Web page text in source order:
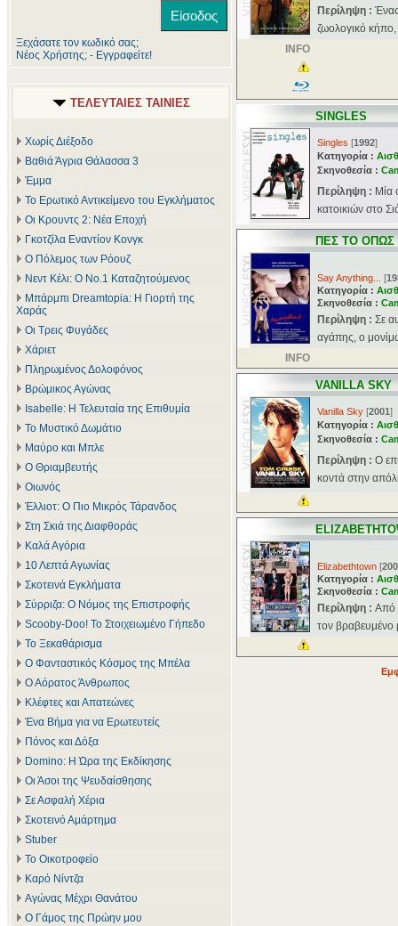
Ξεχάσατε τον κωδικό σας;
Νέος Χρήστης; - Εγγραφείτε!
ΤΕΛΕΥΤΑΙΕΣ ΤΑΙΝΙΕΣ
Χωρίς Διέξοδο
Βαθιά Άγρια Θάλασσα 3
Έμμα
Το Ερωτικό Αντικείμενο του Εγκλήματος
Οι Κρουντς 2: Νέα Εποχή
Γκοτζίλα Εναντίον Κονγκ
Ο Πόλεμος των Ρόουζ
Νεντ Κέλι: Ο Νο.1 Καταζητούμενος
Μπάρμπι Dreamtopia: Η Γιορτή της
Χαράς
Οι Τρεις Φυγάδες
Χάριετ
Πληρωμένος Δολοφόνος
Βρώμικος Αγώνας
Isabelle: Η Τελευταία της Επιθυμία
Το Μυστικό Δωμάτιο
Μαύρο και Μπλε
Ο Θριαμβευτής
Οιωνός
Έλλιοτ: Ο Πιο Μικρός Τάρανδος
Στη Σκιά της Διαφθοράς
Καλά Αγόρια
10 Λεπτά Αγωνίας
Σκοτεινά Εγκλήματα
Σύρριζα: Ο Νόμος της Επιστροφής
Scooby-Doo! Το Στοιχειωμένο Γήπεδο
Το Ξεκαθάρισμα
Ο Φανταστικός Κόσμος της Μπέλα
Ο Αόρατος Άνθρωπος
Κλέφτες και Απατεώνες
Ένα Βήμα για να Ερωτευτείς
Πόνος και Δόξα
Domino: Η Ώρα της Εκδίκησης
Οι Άσοι της Ψευδαίσθησης
Σε Ασφαλή Χέρια
Σκοτεινό Αμάρτημα
Stuber
Το Οικοτροφείο
Καρό Νίντζα
Αγώνας Μέχρι Θανάτου
Ο Γάμος της Πρώην μου
Περίληψη :
ζωολογικό
INFO
SINGLES
Singles [1992]
Κατηγορία :
Σκηνοθεσία :
Περίληψη : Μία
κατοικιών στο
ΠΕΣ ΤΟ ΟΠΩΣ
Say Anything... [
Κατηγορία :
Σκηνοθεσία :
Περίληψη : Σε
αγάπης, ο
INFO
VANILLA SKY
Vanilla Sky [2001]
Κατηγορία :
Σκηνοθεσία :
Περίληψη : Ο
κοντά στην
Elizabethtown [
Κατηγορία :
Σκηνοθεσία :
Περίληψη : Από
τον βραβευμένο